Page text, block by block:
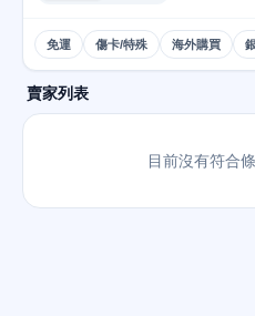
免運 傷卡/特殊 海外購買
賣家列表
目前沒有符合